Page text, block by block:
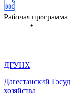
Рабочая
ДГУНХ
Дагестанский
хозяйства